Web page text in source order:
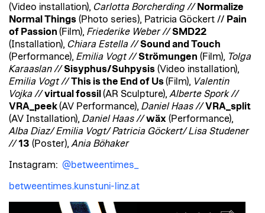
(Video installation), Carlotta Borcherding // Normalize
Normal Things (Photo series), Patricia Göckert // Pain
of Passion (Film), Friederike Weber //SMD22
(Installation), Chiara Estella //Sound and Touch
(Performance), Emilia Vogt //Strömungen (Film), Tolga
Karaaslan //Sisyphus/Suhpysis (Video installation),
Emilia Vogt //This is the End of Us(Film), Valentin
Vojka //virtual fossil (AR Sculpture), Alberte Spork //
VRA_peek(AV Performance), Daniel Haas //VRA_split
(AV Installation), Daniel Haas //wäx (Performance),
Alba Diaz/ Emilia Vogt/ Patricia Göckert/ Lisa Studener
//13 (Poster), Ania Böhaker
Instagram: @betweentimes_
betweentimes.kunstuni-linz.at